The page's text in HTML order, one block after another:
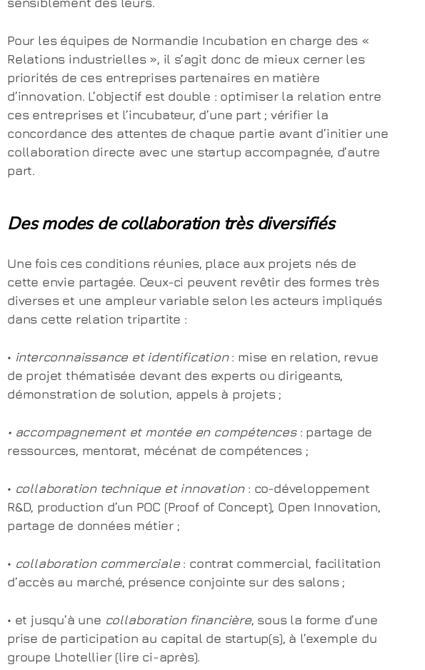
Pour les équipes de Normandie Incubation en charge des «
Relations industrielles », il s’agit donc de mieux cerner les
priorités de ces entreprises partenaires en matière
d’innovation. L’objectif est double : optimiser la relation entre
ces entreprises et l’incubateur, d’une part ; vérifier la
concordance des attentes de chaque partie avant d’initier une
collaboration directe avec une startup accompagnée, d’autre
part.
Des modes de collaboration très diversifiés
Une fois ces conditions réunies, place aux projets nés de
cette envie partagée. Ceux-ci peuvent revêtir des formes très
diverses et une ampleur variable selon les acteurs impliqués
dans cette relation tripartite :
• interconnaissance et identification: mise en relation, revue
de projet thématisée devant des experts ou dirigeants,
démonstration de solution, appels à projets ;
• accompagnement et montée en compétences : partage de
ressources, mentorat, mécénat de compétences ;
• collaboration technique et innovation: co-développement
R&D, production d’un POC (Proof of Concept), Open Innovation,
partage de données métier ;
• collaboration commerciale: contrat commercial, facilitation
d’accès au marché, présence conjointe sur des salons ;
• et jusqu’à une collaboration financière, sous la forme d’une
prise de participation au capital de startup(s), à l’exemple du
groupe Lhotellier (lire ci-après).